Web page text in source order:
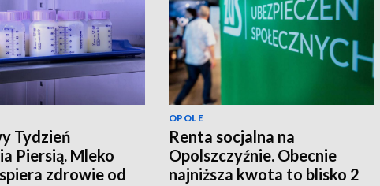
Tydzień
Piersią. Mleko
zdrowie od
OPOLE
Renta socjalna na
Opolszczyźnie. Obecnie
najniższa kwota to blisko 2